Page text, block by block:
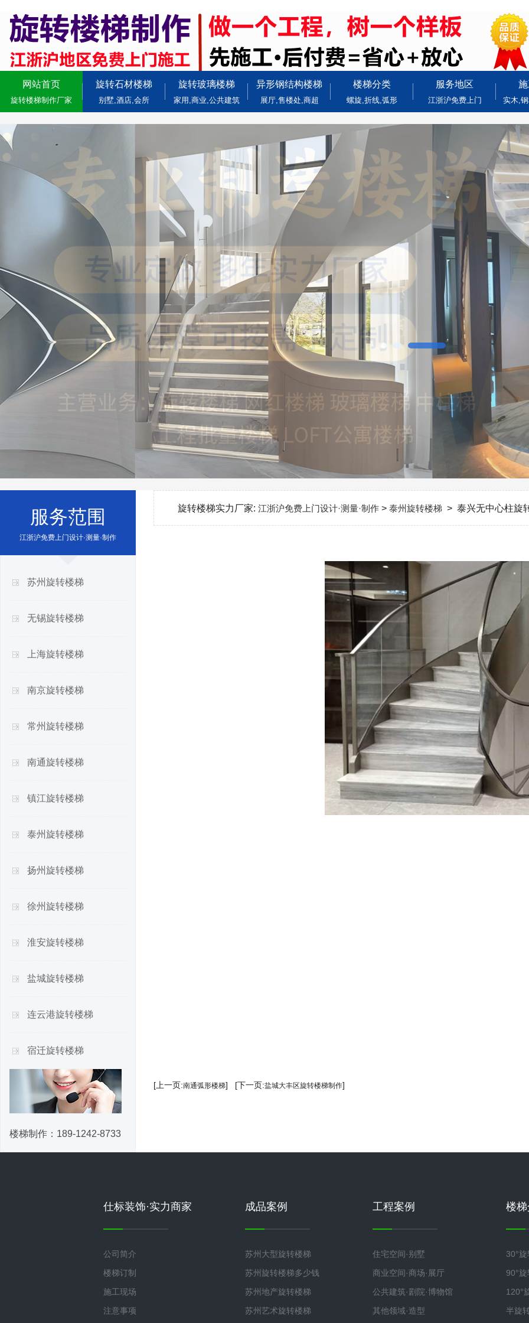
网站首页
旋转楼梯制作厂家
旋转石材楼梯
别墅,酒店,会所
旋转玻璃楼梯
家用,商业,公共建筑
异形钢结构楼梯
展厅,售楼处,商超
楼梯分类
螺旋,折线,弧形
服务地区
江浙沪免费上门 实木,
服务范围
江浙沪免费上门设计·测量·制作
苏州旋转楼梯
无锡旋转楼梯
上海旋转楼梯
南京旋转楼梯
常州旋转楼梯
南通旋转楼梯
镇江旋转楼梯
泰州旋转楼梯
扬州旋转楼梯
徐州旋转楼梯
淮安旋转楼梯
盐城旋转楼梯
连云港旋转楼梯
宿迁旋转楼梯
楼梯制作： 189-1242-8733
旋转楼梯实力厂家: 江浙沪免费上门设计·测量·制作 > 泰州旋转楼梯 > 泰兴无中心柱旋
[上一页:南通弧形楼梯] [下一页:盐城大丰区旋转楼梯制作]
仕标装饰·实力商家
公司简介
楼梯订制
施工现场
注意事项
成品案例
苏州大型旋转楼梯
苏州旋转楼梯多少钱
苏州地产旋转楼梯
苏州艺术旋转楼梯
工程案例
住宅空间·别墅
商业空间·商场·展厅
公共建筑·剧院·博物馆
其他领域·造型
楼
30°
90°
120°
半旋